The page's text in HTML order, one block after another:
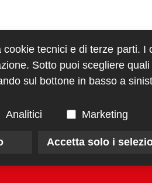
cookie tecnici e di terze parti.
Sotto puoi scegliere
sul bottone in basso a
Analitici Marketing
Accetta solo i